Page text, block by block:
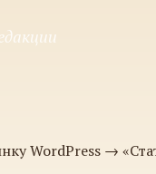
WordPress →